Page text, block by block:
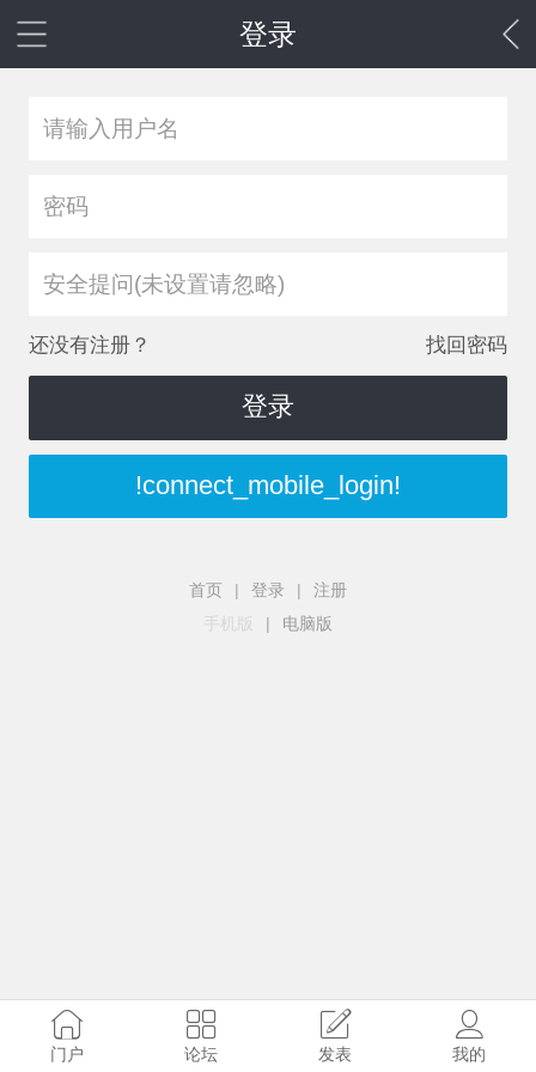
登录
安全提问(未设置请忽略)
还没有注册？ 找回密码
登录
!connect_mobile_login!
首页 | 登录 |
注册
手机版
| 电脑版
门户 论坛 发表 我的